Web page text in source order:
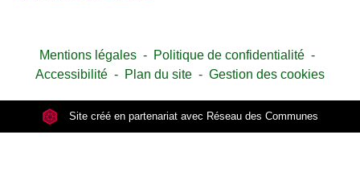
Mentions légales - Politique de confidentialité -
Accessibilité - Plan du site - Gestion des cookies
Site créé en partenariat avec Réseau des Communes